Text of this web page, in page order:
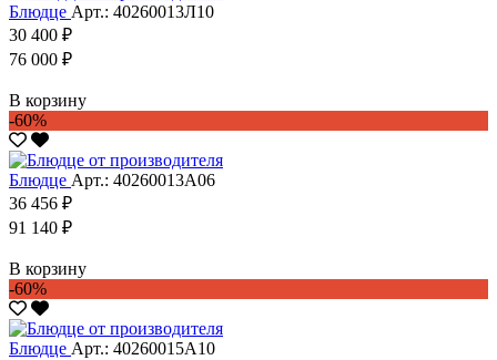
Блюдце Арт.: 40260013Л10
30 400 ₽
76 000 ₽
В корзину
-60%
Блюдце Арт.: 40260013А06
36 456 ₽
91 140 ₽
В корзину
-60%
Блюдце Арт.: 40260015А10